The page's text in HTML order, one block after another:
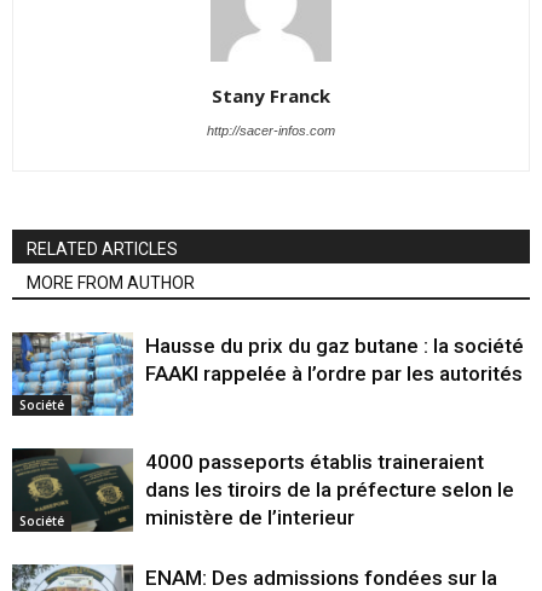
Stany Franck
http://sacer-infos.com
RELATED ARTICLES
MORE FROM AUTHOR
Société
Hausse du prix du gaz butane : la société
FAAKI rappelée à l’ordre par les autorités
Société
4000 passeports établis traineraient
dans les tiroirs de la préfecture selon le
ministère de l’interieur
ENAM: Des admissions fondées sur la